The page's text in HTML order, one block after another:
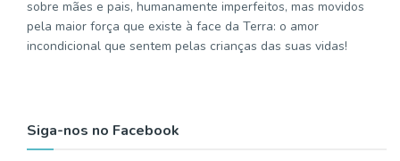
sobre mães e pais, humanamente imperfeitos, mas movidos
pela maior força que existe à face da Terra: o amor
incondicional que sentem pelas crianças das suas vidas!
Siga-nos no Facebook